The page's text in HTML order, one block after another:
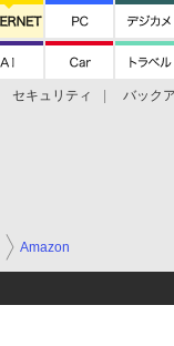
セキュリティ バック
Amazon